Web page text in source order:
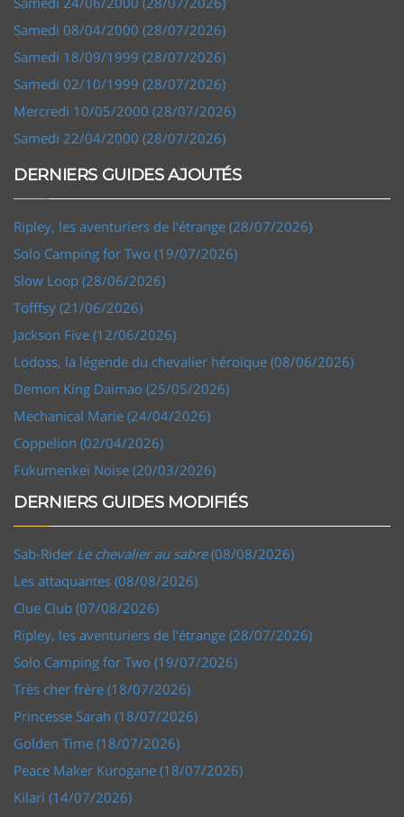
Samedi 08/04/2000 (28/07/2026)
Samedi 18/09/1999 (28/07/2026)
Samedi 02/10/1999 (28/07/2026)
Mercredi 10/05/2000 (28/07/2026)
Samedi 22/04/2000 (28/07/2026)
DERNIERS GUIDES AJOUTÉS
Ripley, les aventuriers de l'étrange (28/07/2026)
Solo Camping for Two (19/07/2026)
Slow Loop (28/06/2026)
Tofffsy (21/06/2026)
Jackson Five (12/06/2026)
Lodoss, la légende du chevalier héroïque (08/06/2026)
Demon King Daimao (25/05/2026)
Mechanical Marie (24/04/2026)
Coppelion (02/04/2026)
Fukumenkei Noise (20/03/2026)
DERNIERS GUIDES MODIFIÉS
Sab-Rider Le chevalier au sabre(08/08/2026)
Les attaquantes (08/08/2026)
Clue Club (07/08/2026)
Ripley, les aventuriers de l'étrange (28/07/2026)
Solo Camping for Two (19/07/2026)
Très cher frère (18/07/2026)
Princesse Sarah (18/07/2026)
Golden Time (18/07/2026)
Peace Maker Kurogane (18/07/2026)
Kilari (14/07/2026)